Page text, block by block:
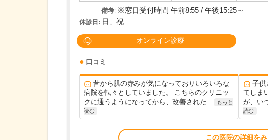
備考: ※窓口受付時間 午前8:55 / 午後15:25～
休診日: 日、祝
オンライン診療
口コミ
昔から肌の赤みが気になっておりいろいろな
病院を転々としていました。 こちらのクリニッ
クに通うようになってから、改善された...
もっと
読む
子供
てしま
が、い
読む
この医院の詳細をみ